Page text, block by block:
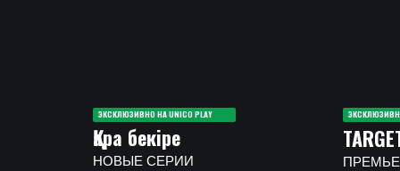
Қара бекіре
НОВЫЕ СЕРИИ
ЭКСКЛЮЗИВНО НА UNICO PLAY